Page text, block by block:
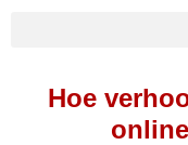
Hoe